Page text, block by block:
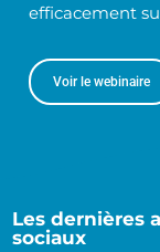
efficacement
Voir le webinaire
Les dernières
sociaux